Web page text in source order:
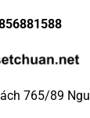
765/89